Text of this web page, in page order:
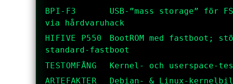
BPI-F3
USB-”mass storage” för
via hårdvaruhack
HIFIVE P550
BootROM med fastboot ;
standard-fastboot
TESTOMFÅNG
Kernel- och userspace-
ARTEFAKTER
Debian- & Linux-